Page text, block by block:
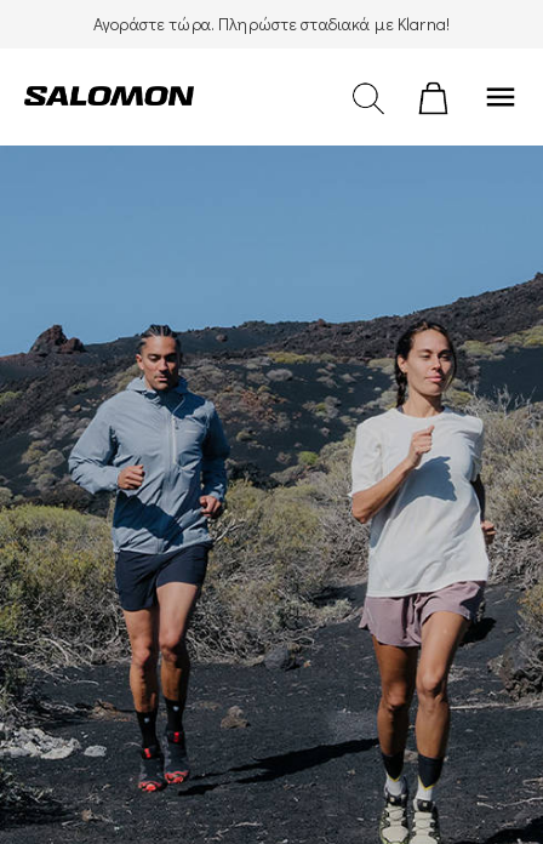
Αγοράστε τώρα. Πληρώστε σταδιακά με Klarna!
menu